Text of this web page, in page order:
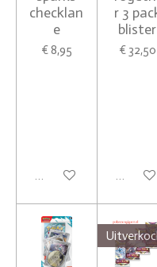
checklan
e
€ 8,95
In winkelwagen
r 3
blister
€ 32,50
Houd